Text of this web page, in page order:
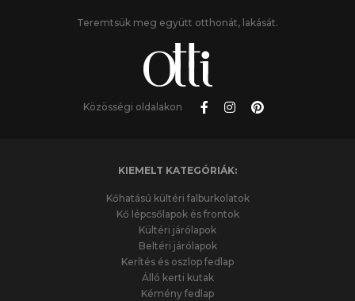
Teremtsük meg együtt otthonát, lakását.
Közösségi oldalakon
KIEMELT KATEGÓRIÁK:
Kőhatású kültéri falburkolatok
Kő lépcsőlapok és frontok
Kültéri járólapok
Beltéri járólapok
Kerítés és oszlop fedlap
Álló kerti kutak
Kémény fedlap